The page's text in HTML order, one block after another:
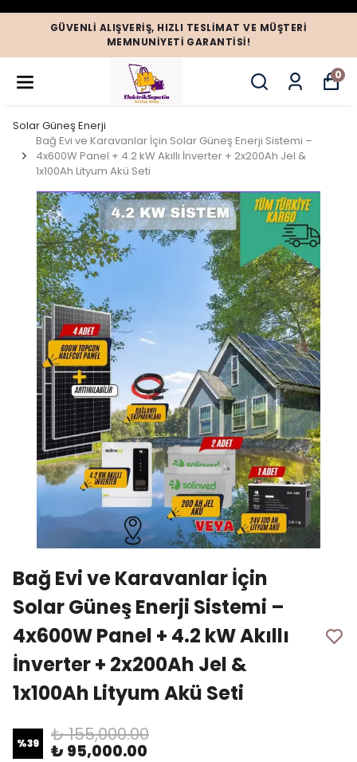
GÜVENLI ALIŞVERIŞ, HIZLI TESLIMAT VE MÜŞTERI
MEMNUNIYETI GARANTISI!
0
Solar Güneş Enerji
Bağ Evi ve Karavanlar İçin Solar Güneş Enerji Sistemi –
4x600W Panel + 4.2 kW Akıllı İnverter + 2x200Ah Jel &
1x100Ah Lityum Akü Seti
Bağ Evi ve Karavanlar İçin
Solar Güneş Enerji Sistemi –
4x600W Panel + 4.2 kW Akıllı
İnverter + 2x200Ah Jel &
1x100Ah Lityum Akü Seti
%39 ₺ 155,000.00
₺ 95,000.00